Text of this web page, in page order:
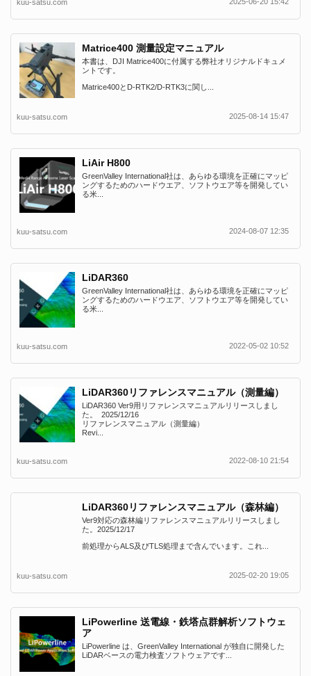
kuu-satsu.com
Matrice400 測量設定マニュアル
本書は、DJI Matrice400に付属する弊社オリジナルドキュメ
ントです。
Matrice400とD-RTK2/D-RTK3に関し...
kuu-satsu.com 2025-08-14 15:47
LiAir H800
GreenValley International社は、あらゆる環境を正確にマッピ
ングするためのハードウエア、ソフトウエア等を開発してい
る米...
kuu-satsu.com 2024-08-07 12:35
LiDAR360
GreenValley International社は、あらゆる環境を正確にマッピ
ングするためのハードウエア、ソフトウエア等を開発してい
る米...
kuu-satsu.com 2022-05-02 10:52
LiDAR360リファレンスマニュアル（測量編）
LiDAR360 Ver9用リファレンスマニュアルリリースしまし
た。 2025/12/16
リファレンスマニュアル（測量編）
Revi...
kuu-satsu.com 2022-08-10 21:54
LiDAR360リファレンスマニュアル（森林編）
Ver9対応の森林編リファレンスマニュアルリリースしまし
た。2025/12/17
前処理からALS及びTLS処理まで含んでいます。これ...
kuu-satsu.com 2025-02-20 19:05
LiPowerline 送電線・鉄塔点群解析ソフトウェ
ア
LiPowerline は、GreenValley International が独自に開発した
LiDARベースの電力検査ソフトウェアです...